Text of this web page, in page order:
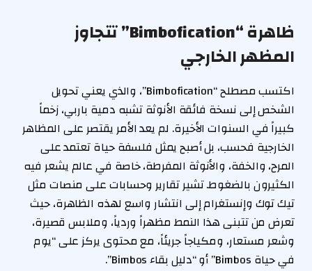
ظاهرة “Bimbofication” تتجاوز
المظهر الخارجي
اكتسب مصطلح “Bimbofication”، والذي يعني تحويل
الشخص إلى نسخة فائقة الأنوثة تشبه دمية باربي، زخماً
كبيراً في السنوات الأخيرة. لم يعد الأمر يقتصر على المظاهر
الخارجية فحسب، بل أصبح يمثل فلسفة حياة تعتمد على
المرح، والخفة، والأنوثة المفرطة، خاصة في عالم يشعر فيه
الكثيرون بالضغوط. تشير تقارير وحسابات على منصات مثل
تيك توك وإنستغرام إلى انتشار واسع لهذه الظاهرة، حيث
تعرض من تتبنى هذا النمط مظهراً وردياً، وملابس قصيرة،
وشعر مستعار، ومكياجاً جريئاً، مع محتوى يركز على “يوم
في حياة Bimbos” أو “دليل بقاء Bimbos”.